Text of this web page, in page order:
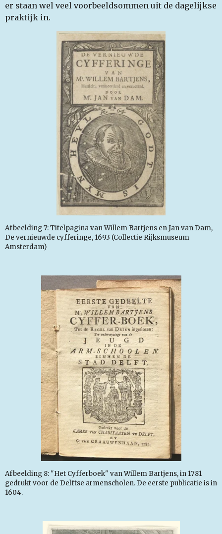
er staan wel veel voorbeeldsommen uit de dagelijkse
praktijk in.
Afbeelding 7: Titelpagina van Willem Bartjens en Jan van Dam,
De vernieuwde cyfferinge, 1693 (Collectie Rijksmuseum
Amsterdam)
Afbeelding 8: "Het Cyfferboek" van Willem Bartjens, in 1781
gedrukt voor de Delftse armenscholen. De eerste publicatie is in
1604.